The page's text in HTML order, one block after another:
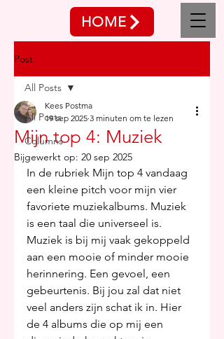
HOME
Post
All Posts
Columns
All Posts
Mijn top 4: Muziek
Kees Postma
19 sep 2025 3 minuten om te lezen
Bijgewerkt op: 20 sep 2025
In de rubriek Mijn top 4 vandaag
een kleine pitch voor mijn vier
favoriete muziekalbums. Muziek
is een taal die universeel is.
Muziek is bij mij vaak gekoppeld
aan een mooie of minder mooie
herinnering. Een gevoel, een
gebeurtenis. Bij jou zal dat niet
veel anders zijn schat ik in. Hier
de 4 albums die op mij een